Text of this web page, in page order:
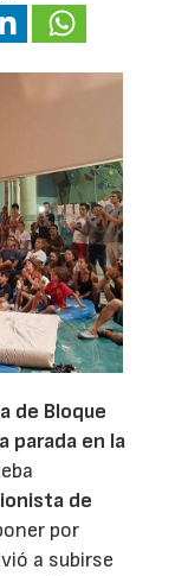
de Bloque
parada en la
de
por
a subirse